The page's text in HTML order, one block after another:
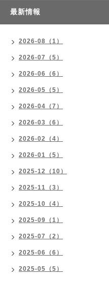
最新情報
2026-08（1）
2026-07（5）
2026-06（6）
2026-05（5）
2026-04（7）
2026-03（6）
2026-02（4）
2026-01（5）
2025-12（10）
2025-11（3）
2025-10（4）
2025-09（1）
2025-07（2）
2025-06（6）
2025-05（5）